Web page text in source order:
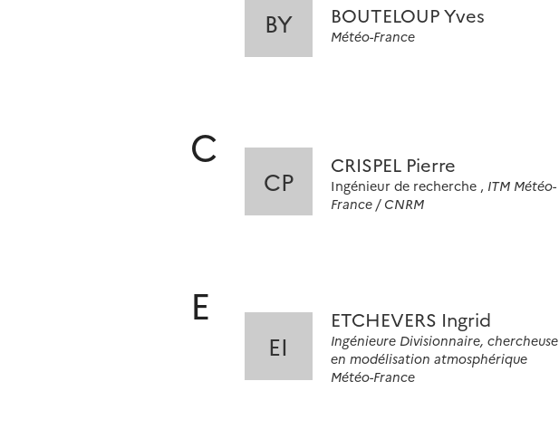
BY BOUTELOUP Yves
Météo-France
C
CP
CRISPEL Pierre
Ingénieur de recherche , ITM Météo-
France / CNRM
E
EI
ETCHEVERS Ingrid
Ingénieure Divisionnaire, chercheuse
en modélisation atmosphérique
Météo-France